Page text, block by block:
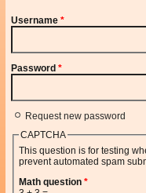
Username*
Password*
Request new password
CAPTCHA
This question is for testing
prevent automated spam
Math question*